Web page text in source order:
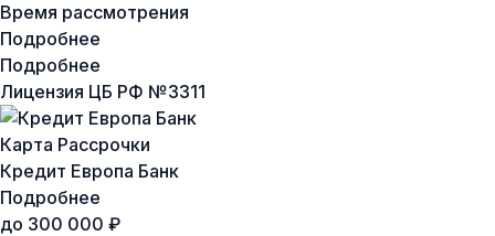
Время рассмотрения
Подробнее
Подробнее
Лицензия ЦБ РФ №3311
Карта Рассрочки
Кредит Европа Банк
Подробнее
до 300 000 ₽